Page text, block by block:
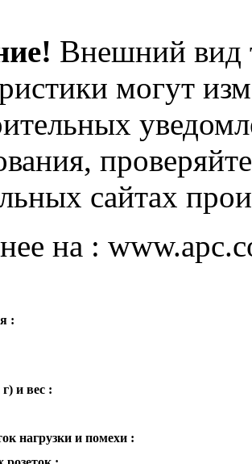
Внешний вид
могут
сайтах
на :
:
и вес :
нагрузки и помехи :